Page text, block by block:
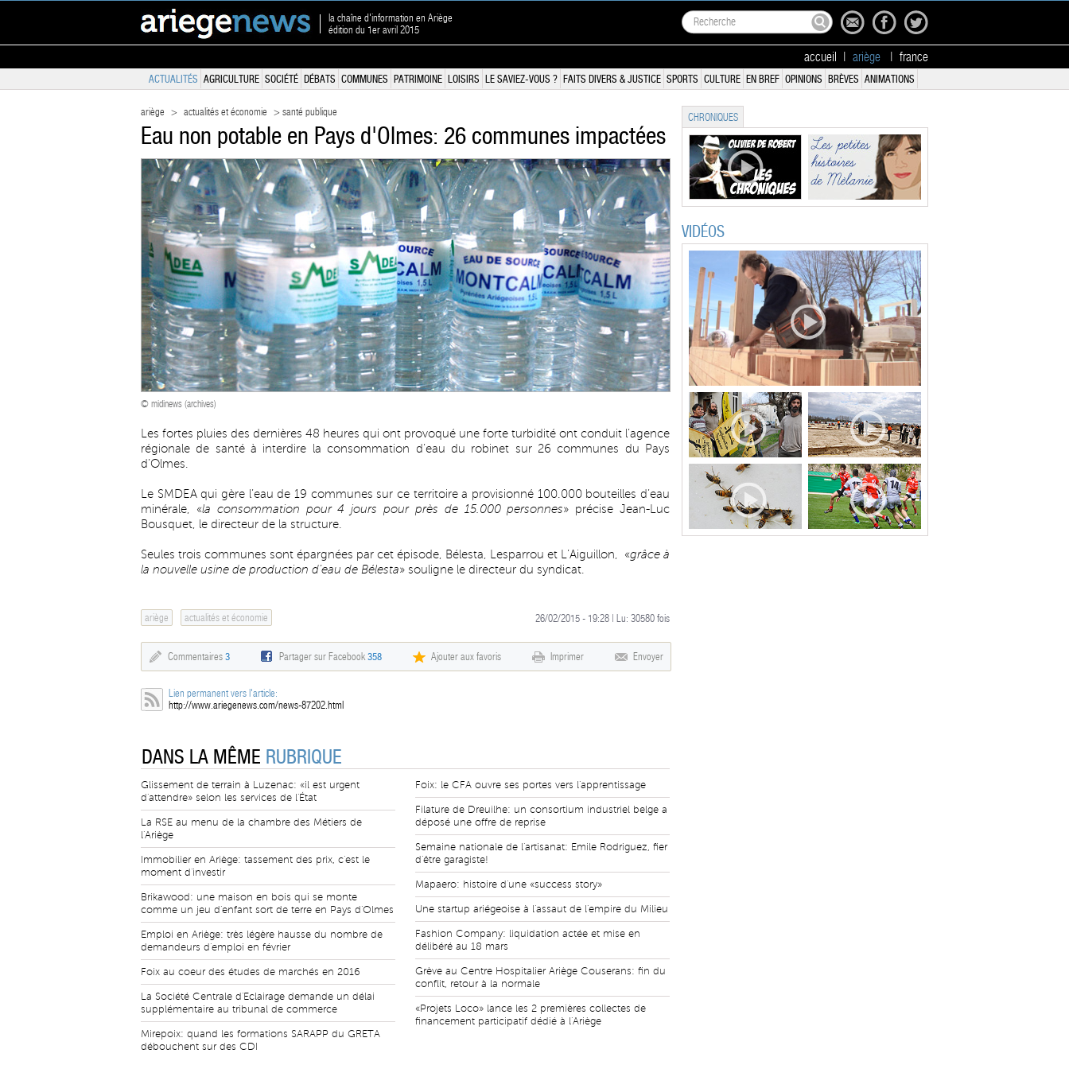
la chaîne d'information en Ariège
édition du 1er avril 2015
accueil ariège france
ACTUALITÉS AGRICULTURE SOCIÉTÉ DÉBATS COMMUNES PATRIMOINE LOISIRS LE SAVIEZ-VOUS ? FAITS DIVERS & JUSTICE SPORTS CULTURE EN BREF OPINIONS BRÈVES ANIMATIONS
ariège > actualités et économie > santé publique
Eau non potable en Pays d'Olmes: 26 communes impactées
© midinews (archives)
Les fortes pluies des dernières 48 heures qui ont provoqué une forte turbidité ont conduit l’agence
régionale de santé à interdire la consommation d’eau du robinet sur 26 communes du Pays
d’Olmes.
Le SMDEA qui gère l’eau de 19 communes sur ce territoire a provisionné 100.000 bouteilles d’eau
minérale, «la consommation pour 4 jours pour près de 15.000 personnes» précise Jean-Luc
Bousquet, le directeur de la structure.
Seules trois communes sont épargnées par cet épisode, Bélesta, Lesparrou et L’Aiguillon, «grâce à
la nouvelle usine de production d’eau de Bélesta» souligne le directeur du syndicat.
ariège actualités et économie 26/02/2015 - 19:28 | Lu: 30580 fois
Commentaires 3 Partager sur Facebook358 Ajouter aux favoris Imprimer Envoyer
Lien permanent vers l'article:
http://www.ariegenews.com/news-87202.html
DANS LA MÊME RUBRIQUE
Glissement de terrain à Luzenac: «il est urgent
d'attendre» selon les services de l'État
La RSE au menu de la chambre des Métiers de
l'Ariège
Immobilier en Ariège: tassement des prix, c'est le
moment d'investir
Brikawood: une maison en bois qui se monte
comme un jeu d'enfant sort de terre en Pays d'Olmes
Emploi en Ariège: très légère hausse du nombre de
demandeurs d'emploi en février
Foix au coeur des études de marchés en 2016
La Société Centrale d'Eclairage demande un délai
supplémentaire au tribunal de commerce
Mirepoix: quand les formations SARAPP du GRETA
débouchent sur des CDI
Foix: le CFA ouvre ses portes vers l'apprentissage
Filature de Dreuilhe: un consortium industriel belge a
déposé une offre de reprise
Semaine nationale de l'artisanat: Emile Rodriguez, fier
d'être garagiste!
Mapaero: histoire d'une «success story»
Une startup ariégeoise à l'assaut de l'empire du Milieu
Fashion Company: liquidation actée et mise en
délibéré au 18 mars
Grève au Centre Hospitalier Ariège Couserans: fin du
conflit, retour à la normale
«Projets Loco» lance les 2 premières collectes de
financement participatif dédié à l'Ariège
CHRONIQUES
VIDÉOS